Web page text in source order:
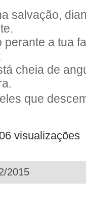
salvação,
a tua
cheia de
que
visualizações
2015